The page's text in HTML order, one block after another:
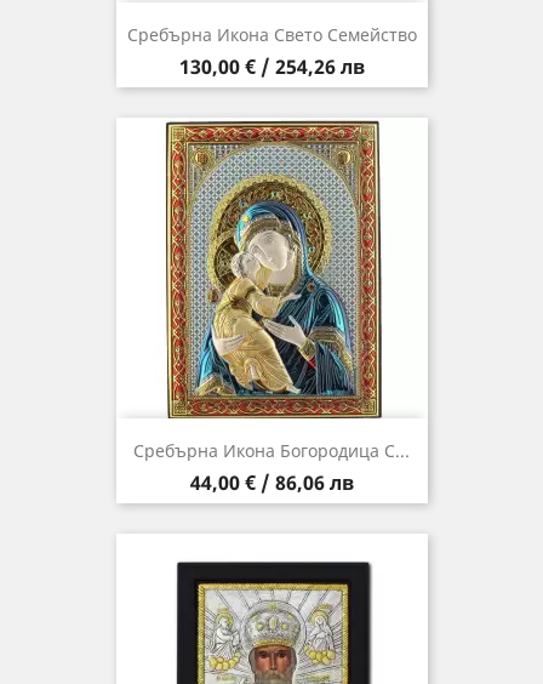
Сребърна Икона Свето Семейство
Цена
130,00 € / 254,26 лв
Сребърна Икона Богородица С...
Цена
44,00 € / 86,06 лв